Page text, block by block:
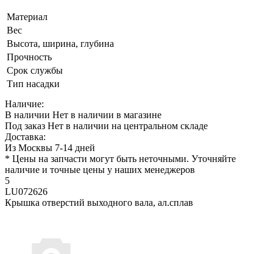
Материал
Вес
Высота, ширина, глубина
Прочность
Срок службы
Тип насадки
Наличие:
В наличии Нет в наличии в магазине
Под заказ Нет в наличии на центральном складе
Доставка:
Из Москвы 7-14 дней
* Цены на запчасти могут быть неточными. Уточняйте
наличие и точные цены у наших менеджеров
5
LU072626
Крышка отверстий выходного вала, ал.сплав